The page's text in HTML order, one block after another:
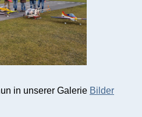
in unserer Galerie Bilder